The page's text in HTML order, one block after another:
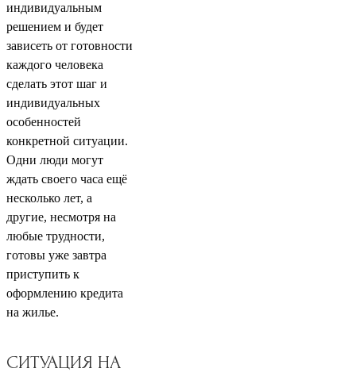
индивидуальным
решением и будет
зависеть от готовности
каждого человека
сделать этот шаг и
индивидуальных
особенностей
конкретной ситуации.
Одни люди могут
ждать своего часа ещё
несколько лет, а
другие, несмотря на
любые трудности,
готовы уже завтра
приступить к
оформлению кредита
на жилье.
СИТУАЦИЯ НА